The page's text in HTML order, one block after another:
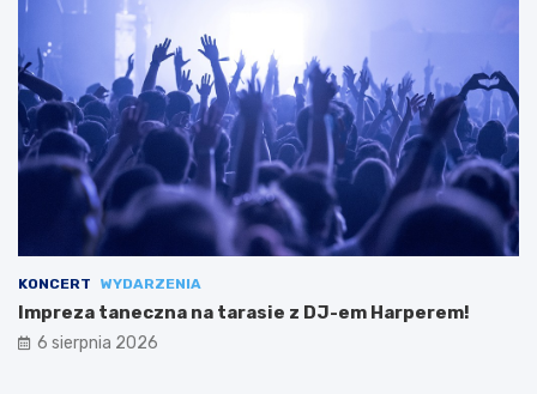
KONCERT WYDARZENIA
Impreza taneczna na tarasie z DJ-em Harperem!
6 sierpnia 2026